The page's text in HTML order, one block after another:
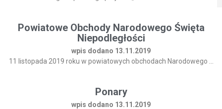
Powiatowe Obchody Narodowego Święta
Niepodległości
wpis dodano 13.11.2019
11 listopada 2019 roku w powiatowych obchodach Narodowego ...
Ponary
wpis dodano 13.11.2019